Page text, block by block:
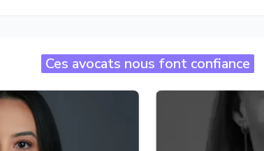
Ces avocats nous font confiance